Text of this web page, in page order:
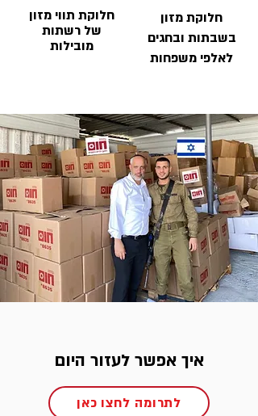
חלוקת תווי מזון
של רשתות
מובילות
חלוקת מזון
בשבתות ובחגים
לאלפי משפחות
איך אפשר לעזור היום
לתרומה לחצו כאן